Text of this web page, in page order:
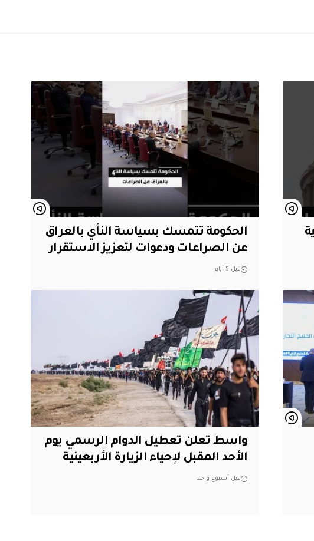
الحكومة تتمسك بسياسة النأي بالعراق
عن الصراعات ودعوات لتعزيز الاستقرار
قبل 5 أيام
واسط تعلن تعطيل الدوام الرسمي يوم
الأحد المقبل لإحياء الزيارة الأربعينية
قبل أسبوع واحد